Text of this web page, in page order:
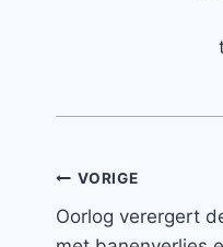
Bericht
navigatie
VORIGE
Oorlog verergert